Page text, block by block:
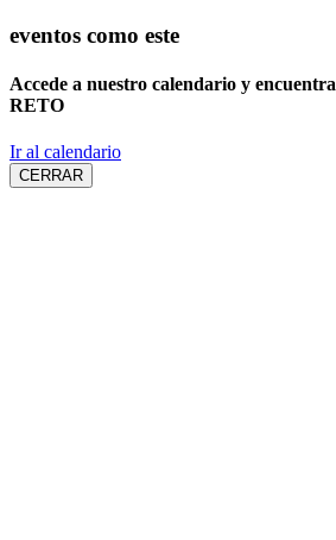
eventos como este
Accede a nuestro calendario y encuentra
RETO
Ir al calendario
CERRAR